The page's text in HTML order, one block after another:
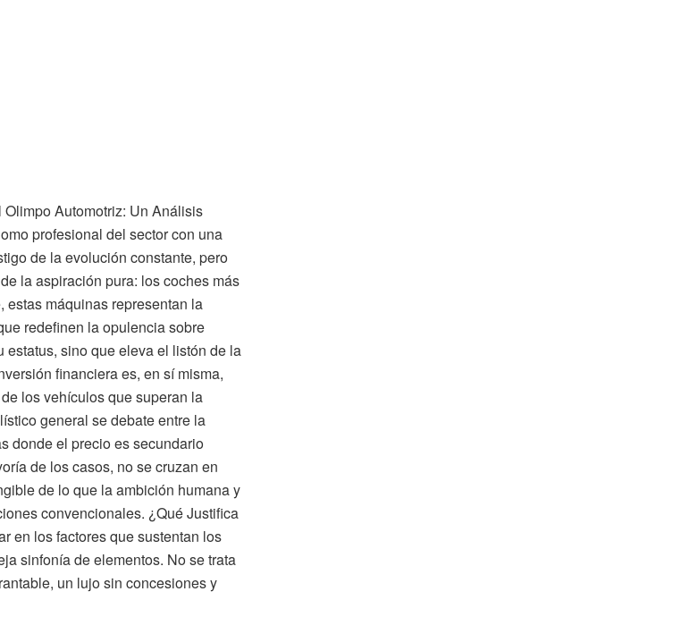
Automotriz: Un Análisis
profesional del sector con una
de la evolución constante, pero
la aspiración pura: los coches más
estas máquinas representan la
redefinen la opulencia sobre
sino que eleva el listón de la
financiera es, en sí misma,
los vehículos que superan la
general se debate entre la
donde el precio es secundario
de los casos, no se cruzan en
de lo que la ambición humana y
convencionales. ¿Qué Justifica
en los factores que sustentan los
sinfonía de elementos. No se trata
un lujo sin concesiones y